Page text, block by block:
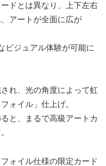
ドとは異なり、上下左右
アートが全面に広が
ビジュアル体験が可能に
れ、光の角度によって虹
ォイル」仕上げ。
と、まるで高級アートカ
ォイル仕様の限定カード